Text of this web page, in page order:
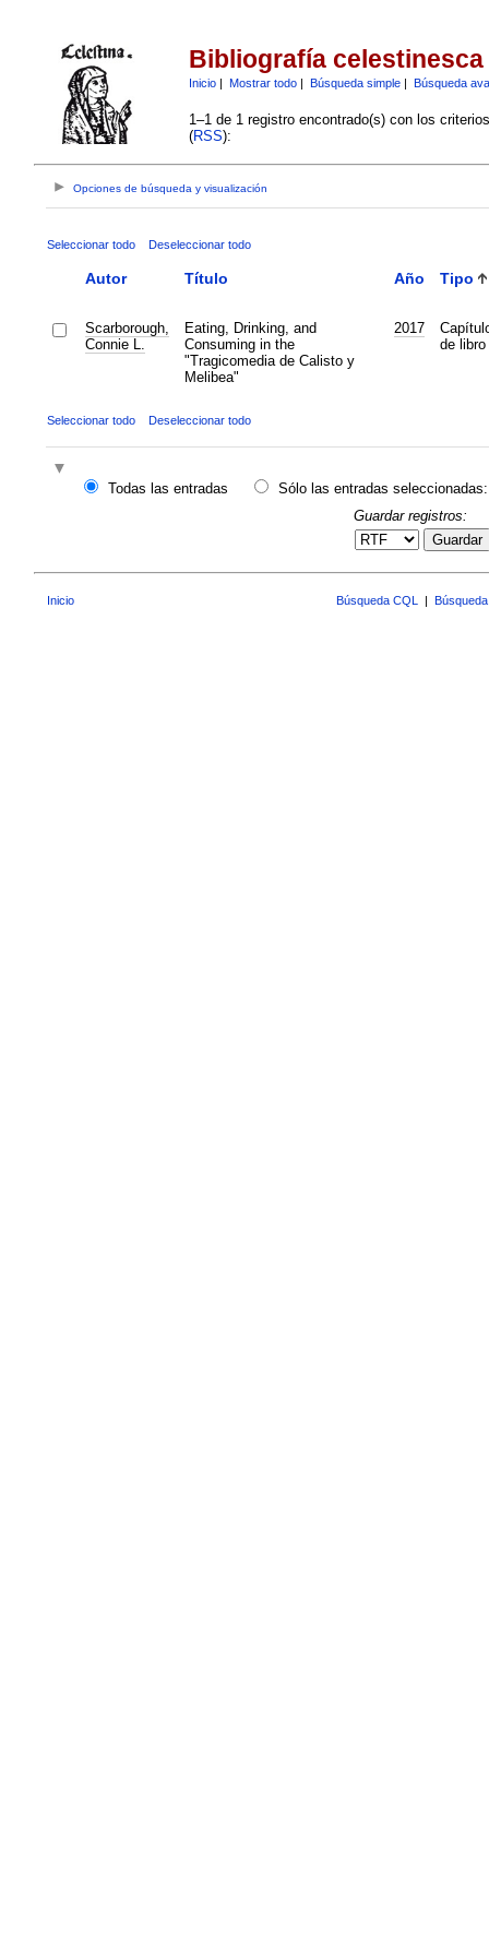
Bibliografía celestinesca
Inicio| Mostrar todo| Búsqueda simple| Búsqueda
1–1 de 1 registro encontrado(s) con los
(RSS):
Opciones de búsqueda y visualización
Seleccionar todo Deseleccionar todo
Autor Título Año Tipo
Scarborough,
Connie L.
Eating, Drinking, and
Consuming in the
"Tragicomedia de Calisto y
Melibea"
2017
de libro
Seleccionar todo Deseleccionar todo
Todas las entradas
Sólo las entradas seleccionadas:
Guardar registros:
Guardar
Inicio Búsqueda CQL